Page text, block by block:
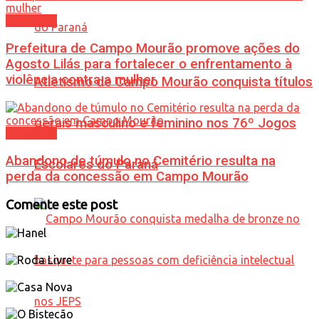
Atletismo de Campo Mourão conquista títulos
gerais masculino e feminino nos 76º Jogos
Escolares do Paraná
Prefeitura de Campo Mourão promove ações do
Agosto Lilás para fortalecer o enfrentamento à
violência contra a mulher
Abandono de túmulo no Cemitério resulta na
perda da concessão em Campo Mourão
Comente este post